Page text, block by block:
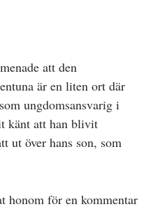
att den
är en liten ort där
ungdomsansvarig i
känt att han blivit
ut över hans son, som
honom för en kommentar